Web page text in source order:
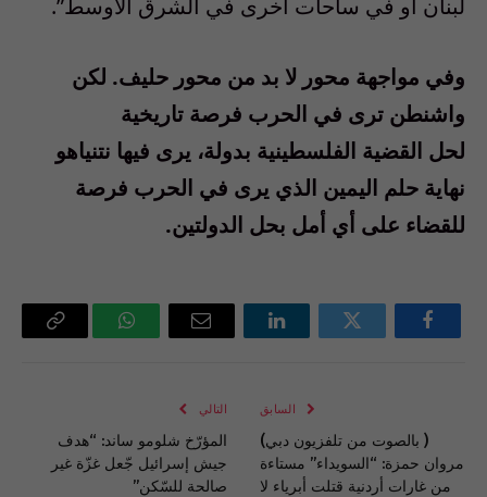
لبنان أو في ساحات أخرى في الشرق الأوسط”.
وفي مواجهة محور لا بد من محور حليف. لكن
واشنطن ترى في الحرب فرصة تاريخية
لحل القضية الفلسطينية بدولة، يرى فيها نتنياهو
نهاية حلم اليمين الذي يرى في الحرب فرصة
للقضاء على أي أمل بحل الدولتين.
فيسبوك تويتر لينكدإن
البريد
واتساب Copy
السابق
( بالصوت من تلفزيون دبي)
مروان حمزة: “السويداء” مستاءة
من غارات أردنية قتلت أبرياء لا
التالي
المؤرّخ شلومو ساند: “هدف
جيش إسرائيل جّعل غزّة غير
صالحة للسّكن”